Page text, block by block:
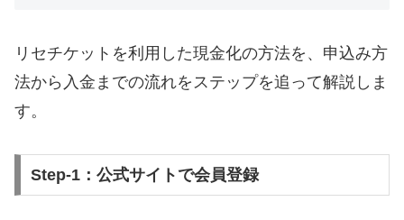
リセチケットを利用した現金化の方法を、申込み方
法から入金までの流れをステップを追って解説しま
す。
Step-1：公式サイトで会員登録